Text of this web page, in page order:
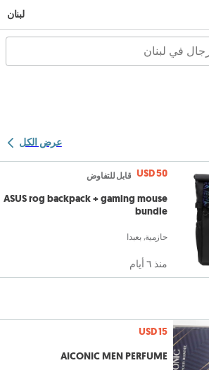
لبنان
عرض الكل
USD 50 قابل للتفاوض
ASUS rog backpack + gaming mouse
bundle
حازمية, بعبدا
منذ ٦ أيام
USD 15
AICONIC MEN PERFUME